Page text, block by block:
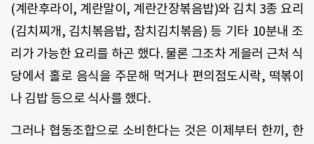
(계란후라이, 계란말이, 계란간장볶음밥)와 김치 3종 요리
(김치찌개, 김치볶음밥, 참치김치볶음) 등 기타 10분내 조
리가 가능한 요리를 하곤 했다. 물론 그조차 게을러 근처 식
당에서 홀로 음식을 주문해 먹거나 편의점도시락, 떡볶이
나 김밥 등으로 식사를 했다.
그러나 협동조합으로 소비한다는 것은 이제부터 한끼, 한